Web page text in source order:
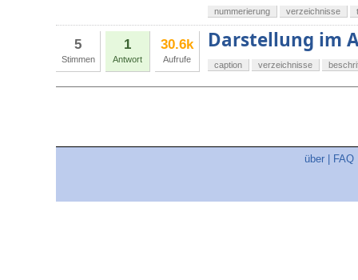
nummerierung verzeichnisse
5
Stimmen
1
Antwort
30.6k
Aufrufe
Darstellung im
caption verzeichnisse
über FAQ